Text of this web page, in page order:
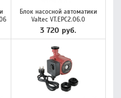
Блок насосной автоматики
Valtec VT.EPC2.06.0
3 720 руб.